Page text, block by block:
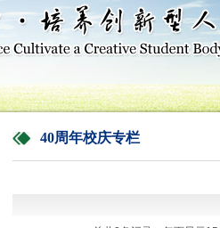
40周年校庆专栏